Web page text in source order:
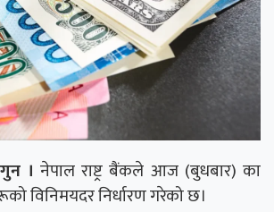
। नेपाल राष्ट्र बैंकले आज (बुधबार) का
विनिमयदर निर्धारण गरेको छ।